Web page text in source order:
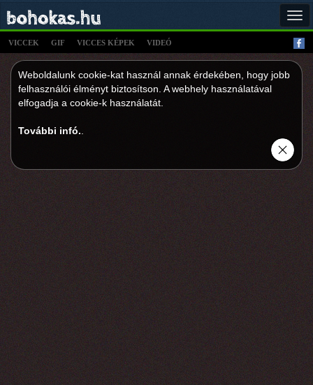
VICCEK GIF VICCES KÉPEK VIDEÓ
Weboldalunk cookie-kat használ annak érdekében, hogy jobb
felhasználói élményt biztosítson. A webhely használatával
elfogadja a cookie-k használatát.
További infó.